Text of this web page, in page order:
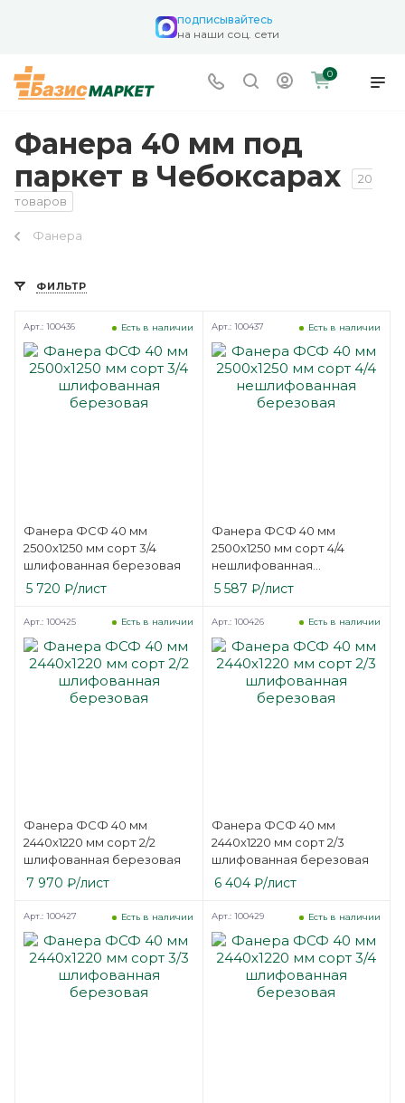
подписывайтесь
на наши соц. сети
0
Фанера 40 мм под
паркет в Чебоксарах
20
товаров
Фанера
ФИЛЬТР
Фанера ФСФ 40 мм
2500х1250 мм сорт 3/4
шлифованная березовая
Есть в наличии
Арт.: 100436
5 720 ₽/лист
Фанера ФСФ 40 мм
2500х1250 мм сорт 4/4
нешлифованная
березовая
Есть в наличии
Арт.: 100437
5 587 ₽/лист
Фанера ФСФ 40 мм
2440х1220 мм сорт 2/2
шлифованная березовая
Есть в наличии
Арт.: 100425
7 970 ₽/лист
Фанера ФСФ 40 мм
2440х1220 мм сорт 2/3
шлифованная березовая
Есть в наличии
Арт.: 100426
6 404₽/лист
Есть в наличии
Арт.: 100427 Есть в наличии
Арт.: 100429